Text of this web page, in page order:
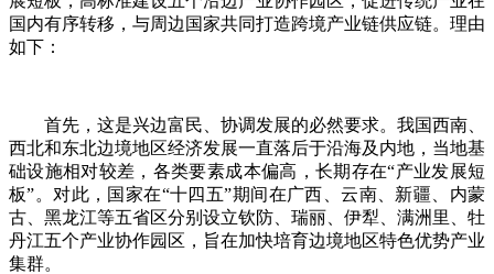
国内有序转移，与周边国家共同打造跨境产业链供应链。理由
如下：
首先，这是兴边富民、协调发展的必然要求。我国西南、
西北和东北边境地区经济发展一直落后于沿海及内地，当地基
础设施相对较差，各类要素成本偏高，长期存在“产业发展短
板”。对此，国家在“十四五”期间在广西、云南、新疆、内蒙
古、黑龙江等五省区分别设立钦防、瑞丽、伊犁、满洲里、牡
丹江五个产业协作园区，旨在加快培育边境地区特色优势产业
集群。